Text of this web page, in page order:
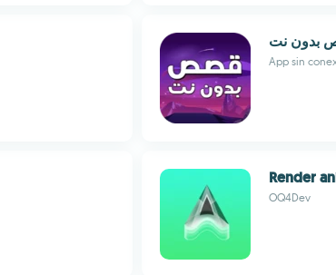
بدون نت
App sin
Render
OQ4Dev